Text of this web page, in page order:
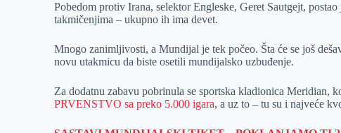
Pobedom protiv Irana, selektor Engleske, Geret Sautgejt,
takmičenjima – ukupno ih ima devet.
Mnogo zanimljivosti, a Mundijal je tek počeo. Šta će se još
novu utakmicu da biste osetili mundijalsko uzbuđenje.
Za dodatnu zabavu pobrinula se sportska kladionica Meridian,
PRVENSTVO sa preko 5.000 igara, a uz to – tu su i najveće